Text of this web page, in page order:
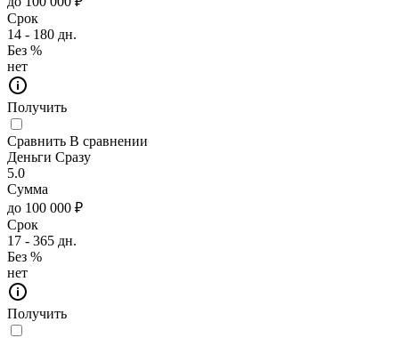
Срок
14 - 180 дн.
Без %
нет
Получить
Сравнить В сравнении
Деньги Сразу
5.0
Сумма
до 100 000 ₽
Срок
17 - 365 дн.
Без %
нет
Получить